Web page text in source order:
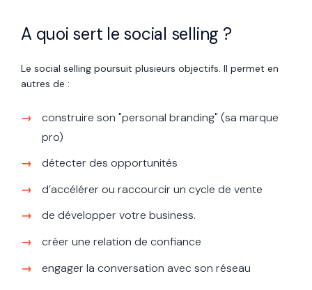
A quoi sert le social selling ?
Le social selling poursuit plusieurs objectifs. Il permet en
autres de :
construire son "personal branding" (sa marque
pro)
détecter des opportunités
d’accélérer ou raccourcir un cycle de vente
de développer votre business.
créer une relation de confiance
engager la conversation avec son réseau